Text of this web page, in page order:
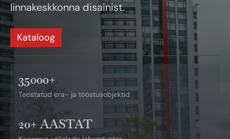
linnakeskkonna disainist.
Kataloog
35000+
Teostatud era- ja tööstusobjektid
20+ AASTAT